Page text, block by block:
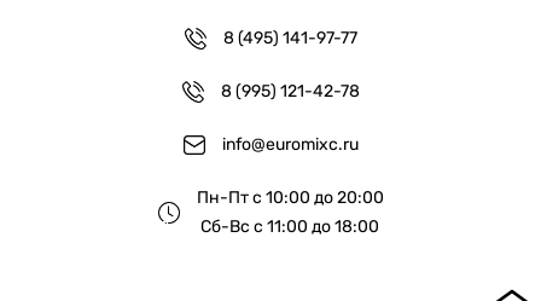
8 (495) 141-97-77
8 (995) 121-42-78
info@euromixc.ru
Пн-Пт с 10:00 до 20:00
Сб-Вс с 11:00 до 18:00